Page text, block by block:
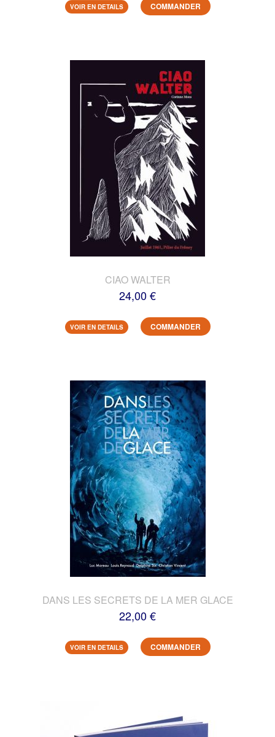
VOIR EN DETAILS COMMANDER
CIAO WALTER
24,00 €
VOIR EN DETAILS COMMANDER
DANS LES SECRETS DE LA MER GLACE
22,00 €
VOIR EN DETAILS COMMANDER